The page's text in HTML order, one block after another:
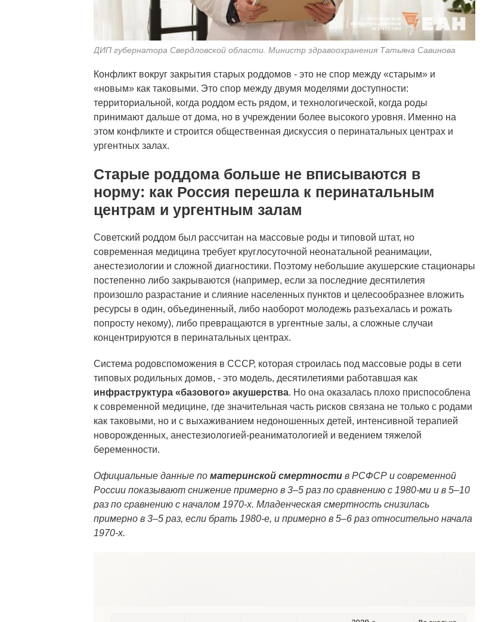
ДИП губернатора Свердловской области. Министр здравоохранения Татьяна Савинова
Конфликт вокруг закрытия старых роддомов - это не спор между «старым» и
«новым» как таковыми. Это спор между двумя моделями доступности:
территориальной, когда роддом есть рядом, и технологической, когда роды
принимают дальше от дома, но в учреждении более высокого уровня. Именно на
этом конфликте и строится общественная дискуссия о перинатальных центрах и
ургентных залах.
Старые роддома больше не вписываются в
норму: как Россия перешла к перинатальным
центрам и ургентным залам
Советский роддом был рассчитан на массовые роды и типовой штат, но
современная медицина требует круглосуточной неонатальной реанимации,
анестезиологии и сложной диагностики. Поэтому небольшие акушерские стационары
постепенно либо закрываются (например, если за последние десятилетия
произошло разрастание и слияние населенных пунктов и целесообразнее вложить
ресурсы в один, объединенный, либо наоборот молодежь разъехалась и рожать
попросту некому), либо превращаются в ургентные залы, а сложные случаи
концентрируются в перинатальных центрах.
Система родовспоможения в СССР, которая строилась под массовые роды в сети
типовых родильных домов, - это модель, десятилетиями работавшая как
инфраструктура «базового» акушерства. Но она оказалась плохо приспособлена
к современной медицине, где значительная часть рисков связана не только с родами
как таковыми, но и с выхаживанием недоношенных детей, интенсивной терапией
новорожденных, анестезиологией-реаниматологией и ведением тяжелой
беременности.
Официальные данные по материнской смертности в РСФСР и современной
России показывают снижение примерно в 3–5 раз по сравнению с 1980‑ми и в 5–10
раз по сравнению с началом 1970‑х. Младенческая смертность снизилась
примерно в 3–5 раз, если брать 1980‑е, и примерно в 5–6 раз относительно начала
1970‑х.